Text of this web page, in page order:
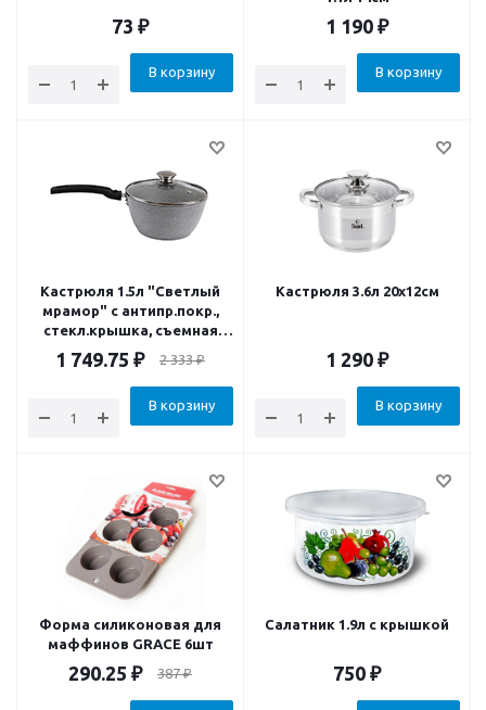
73 ₽
В корзину
1 190 ₽
В корзину
Кастрюля 1.5л "Светлый
мрамор" с антипр.покр.,
стекл.крышка, съемная
ручка
1 749.75 ₽ 2 333₽
В корзину
Кастрюля 3.6л 20х12см
1 290 ₽
В корзину
Форма силиконовая для
маффинов GRACE 6шт
290.25 ₽ 387₽
Салатник 1.9л с крышкой
750 ₽